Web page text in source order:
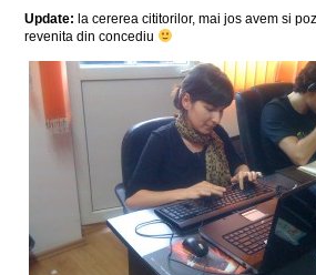
Update: la cererea cititorilor, mai jos avem si
revenita din concediu